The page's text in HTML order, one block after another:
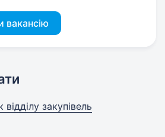
вакансію
закупівель